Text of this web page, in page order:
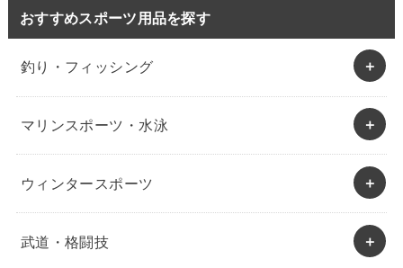
おすすめスポーツ用品を探す
釣り・フィッシング
マリンスポーツ・水泳
ウィンタースポーツ
武道・格闘技